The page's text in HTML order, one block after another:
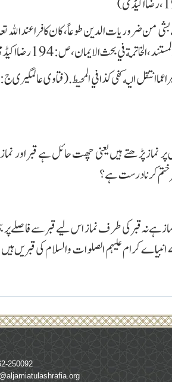
بشى من ضروريات الدين طوعاً، كان كافرا عند الله
في بحث الايمان، ص: 194 رضا اکیڈمی
پڑھتے ہیں یعنی چھت حائل ہے قبر اور
ختم کرنا درست ہے ؟
ہے نہ قبر کی طرف نماز اس لیے قبر سے فاصلے پر
چھت پر نماز جائز و درست ہے۔ علما نے لکھا ہے کہ کعبہ شریف کے پاس مطاف کے نیچے ۷۰ انبیاے کرام علیہم الصلوات والسلام
250092